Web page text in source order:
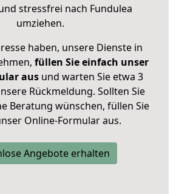
stressfrei nach Fundulea
umziehen.
haben, unsere Dienste in
füllen Sie einfach unser
ausund warten Sie etwa 3
Rückmeldung. Sollten Sie
Beratung wünschen, füllen Sie
Online-Formular aus.
Angebote erhalten